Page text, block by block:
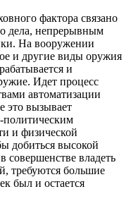
фактора связано
дела, непрерывным
На вооружении
и другие виды оружия
и
Идет процесс
автоматизации
это вызывает
и физической
добиться высокой
совершенстве владеть
требуются большие
был и остается